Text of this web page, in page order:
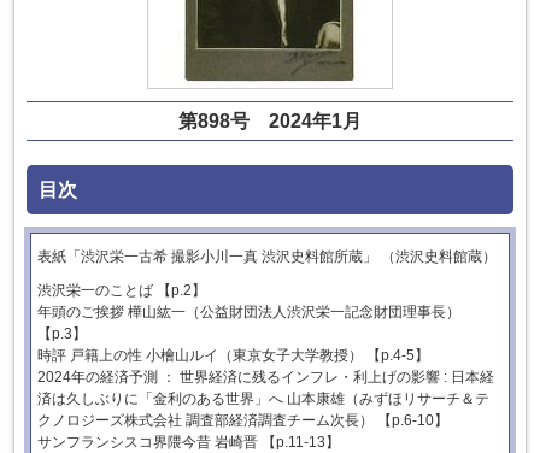
第898号 2024年1月
目次
表紙「渋沢栄一古希 撮影小川一真 渋沢史料館所蔵」 （渋沢史料館蔵）
渋沢栄一のことば 【p.2】
年頭のご挨拶 樺山紘一（公益財団法人渋沢栄一記念財団理事長）
【p.3】
時評 戸籍上の性 小檜山ルイ（東京女子大学教授） 【p.4-5】
2024年の経済予測 ： 世界経済に残るインフレ・利上げの影響 : 日本経
済は久しぶりに「金利のある世界」へ 山本康雄（みずほリサーチ＆テ
クノロジーズ株式会社 調査部経済調査チーム次長） 【p.6-10】
サンフランシスコ界隈今昔 岩崎晋 【p.11-13】